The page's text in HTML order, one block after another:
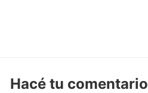
Hacé tu comentario